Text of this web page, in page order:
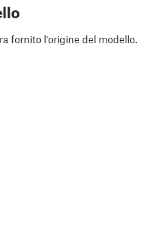
fornito l'origine del modello.